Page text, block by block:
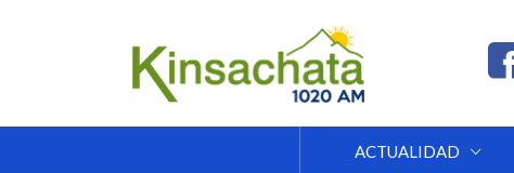
ACTUALIDAD